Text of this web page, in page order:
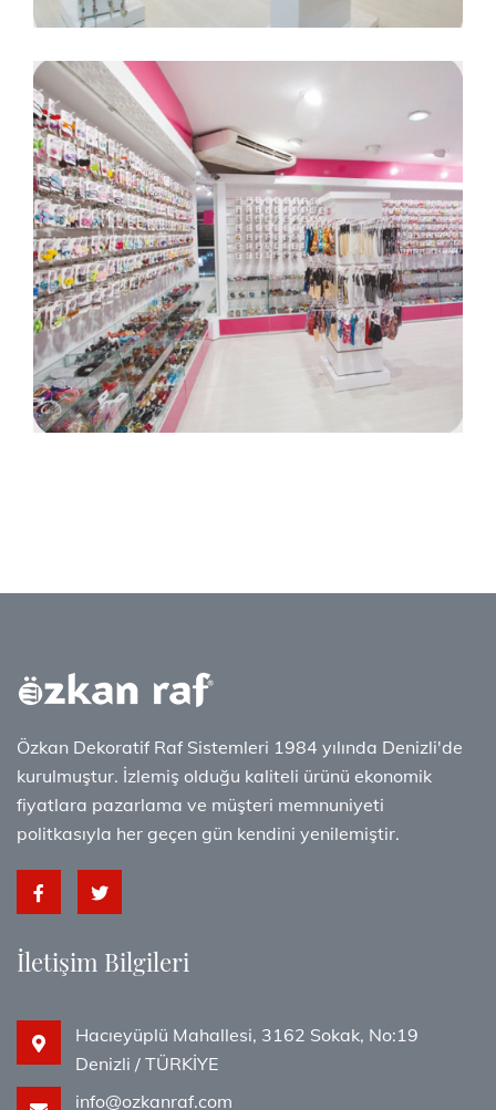
Özkan Dekoratif Raf Sistemleri 1984 yılında Denizli'de
kurulmuştur. İzlemiş olduğu kaliteli ürünü ekonomik
fiyatlara pazarlama ve müşteri memnuniyeti
politkasıyla her geçen gün kendini yenilemiştir.
İletişim Bilgileri
Hacıeyüplü Mahallesi, 3162 Sokak, No:19
Denizli / TÜRKİYE
info@ozkanraf.com